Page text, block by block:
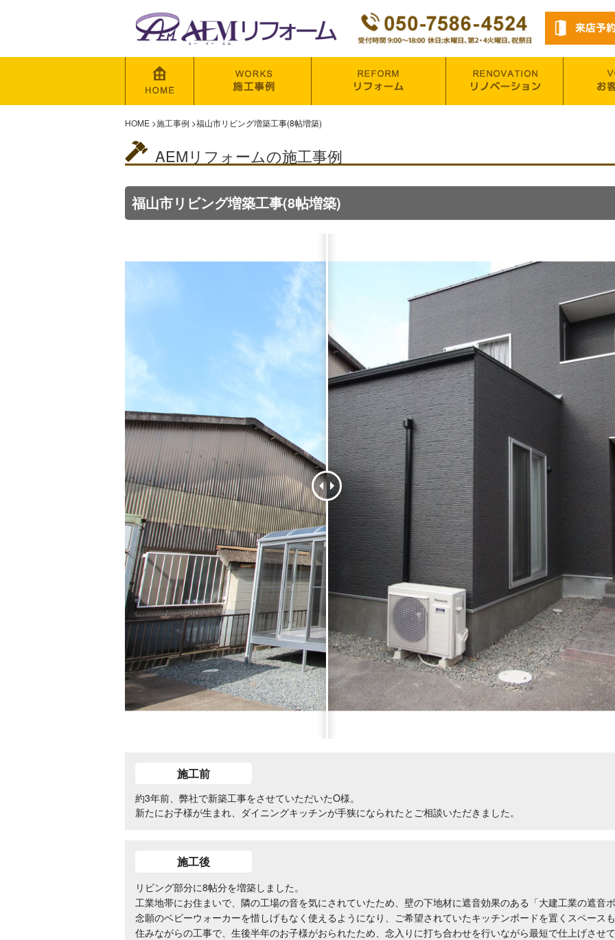
HOME >施工事例 >福山市リビング増築工事(8帖増築)
AEMリフォームの施工事例
福山市リビング増築工事(8帖増築)
施工前
約3年前、弊社で新築工事をさせていただいたO様。
新たにお子様が生まれ、ダイニングキッチンが手狭になられたとご相談いただきました。
施工後
リビング部分に8帖分を増築しました。
工業地帯にお住まいで、隣の工場の音を気にされていたため、壁の下地材に遮音効果のある「大建工業の遮音ボ
念願のベビーウォーカーを惜しげもなく使えるようになり、ご希望されていたキッチンボードを置くスペースも
住みながらの工事で、生後半年のお子様がおられたため、念入りに打ち合わせを行いながら最短で仕上げさせ